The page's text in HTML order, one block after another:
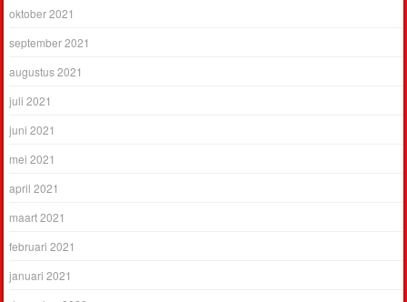
oktober 2021
september 2021
augustus 2021
juli 2021
juni 2021
mei 2021
april 2021
maart 2021
februari 2021
januari 2021